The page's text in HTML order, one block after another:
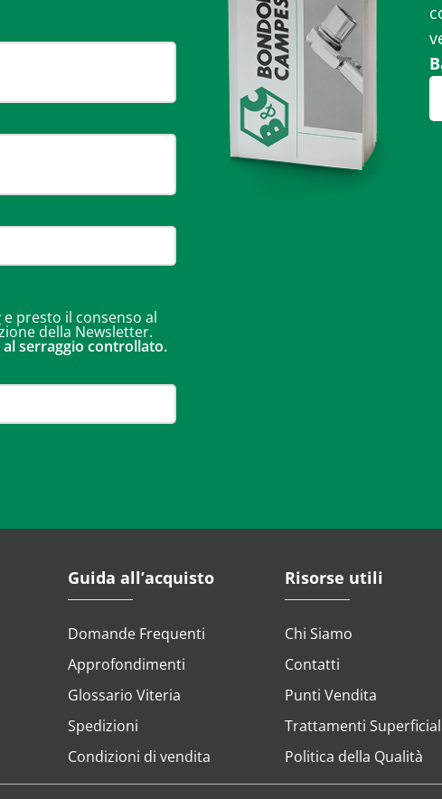
e presto il consenso al
della Newsletter.
serraggio controllato.
Guida all’acquisto
Domande Frequenti
Approfondimenti
Glossario Viteria
Spedizioni
Condizioni di vendita
Risorse utili
Chi Siamo
Contatti
Punti Vendita
Trattamenti
Politica della Qualità